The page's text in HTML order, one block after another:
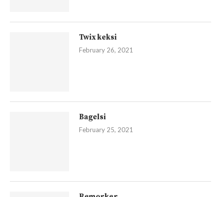
Twix keksi
February 26, 2021
Bagelsi
February 25, 2021